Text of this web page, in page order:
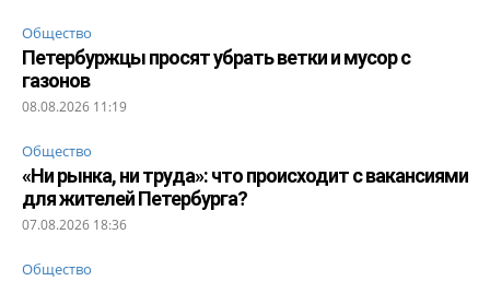
Общество
Петербуржцы просят убрать ветки и мусор с
газонов
08.08.2026 11:19
Общество
«Ни рынка, ни труда»: что происходит с вакансиями
для жителей Петербурга?
07.08.2026 18:36
Общество